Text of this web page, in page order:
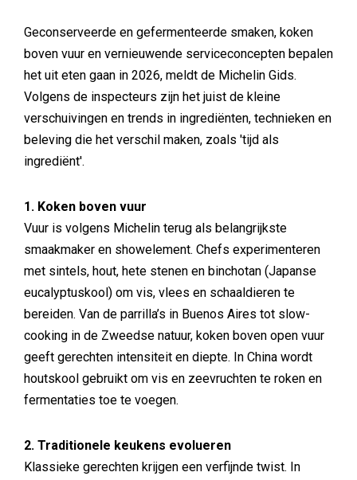
Geconserveerde en gefermenteerde smaken, koken
boven vuur en vernieuwende serviceconcepten bepalen
het uit eten gaan in 2026, meldt de Michelin Gids.
Volgens de inspecteurs zijn het juist de kleine
verschuivingen en trends in ingrediënten, technieken en
beleving die het verschil maken, zoals 'tijd als
ingrediënt'.
1. Koken boven vuur
Vuur is volgens Michelin terug als belangrijkste
smaakmaker en showelement. Chefs experimenteren
met sintels, hout, hete stenen en binchotan (Japanse
eucalyptuskool) om vis, vlees en schaaldieren te
bereiden. Van de parrilla’s in Buenos Aires tot slow-
cooking in de Zweedse natuur, koken boven open vuur
geeft gerechten intensiteit en diepte. In China wordt
houtskool gebruikt om vis en zeevruchten te roken en
fermentaties toe te voegen.
2. Traditionele keukens evolueren
Klassieke gerechten krijgen een verfijnde twist. In